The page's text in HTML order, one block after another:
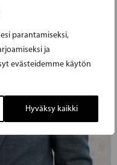
parantamiseksi,
ja
evästeidemme käytön
Hyväksy kaikki